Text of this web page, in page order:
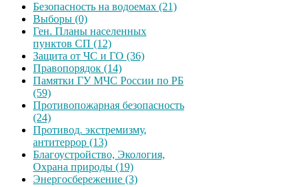
Безопасность на водоемах (21)
Выборы (0)
Ген. Планы населенных
пунктов СП (12)
Защита от ЧС и ГО (36)
Правопорядок (14)
Памятки ГУ МЧС России по РБ
(59)
Противопожарная безопасность
(24)
Противод. экстремизму,
антитеррор (13)
Благоустройство, Экология,
Охрана природы (19)
Энергосбережение (3)